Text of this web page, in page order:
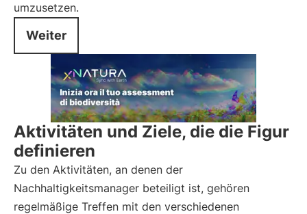
umzusetzen.
Weiter
Aktivitäten und Ziele, die die Figur
definieren
Zu den Aktivitäten, an denen der
Nachhaltigkeitsmanager beteiligt ist, gehören
regelmäßige Treffen mit den verschiedenen